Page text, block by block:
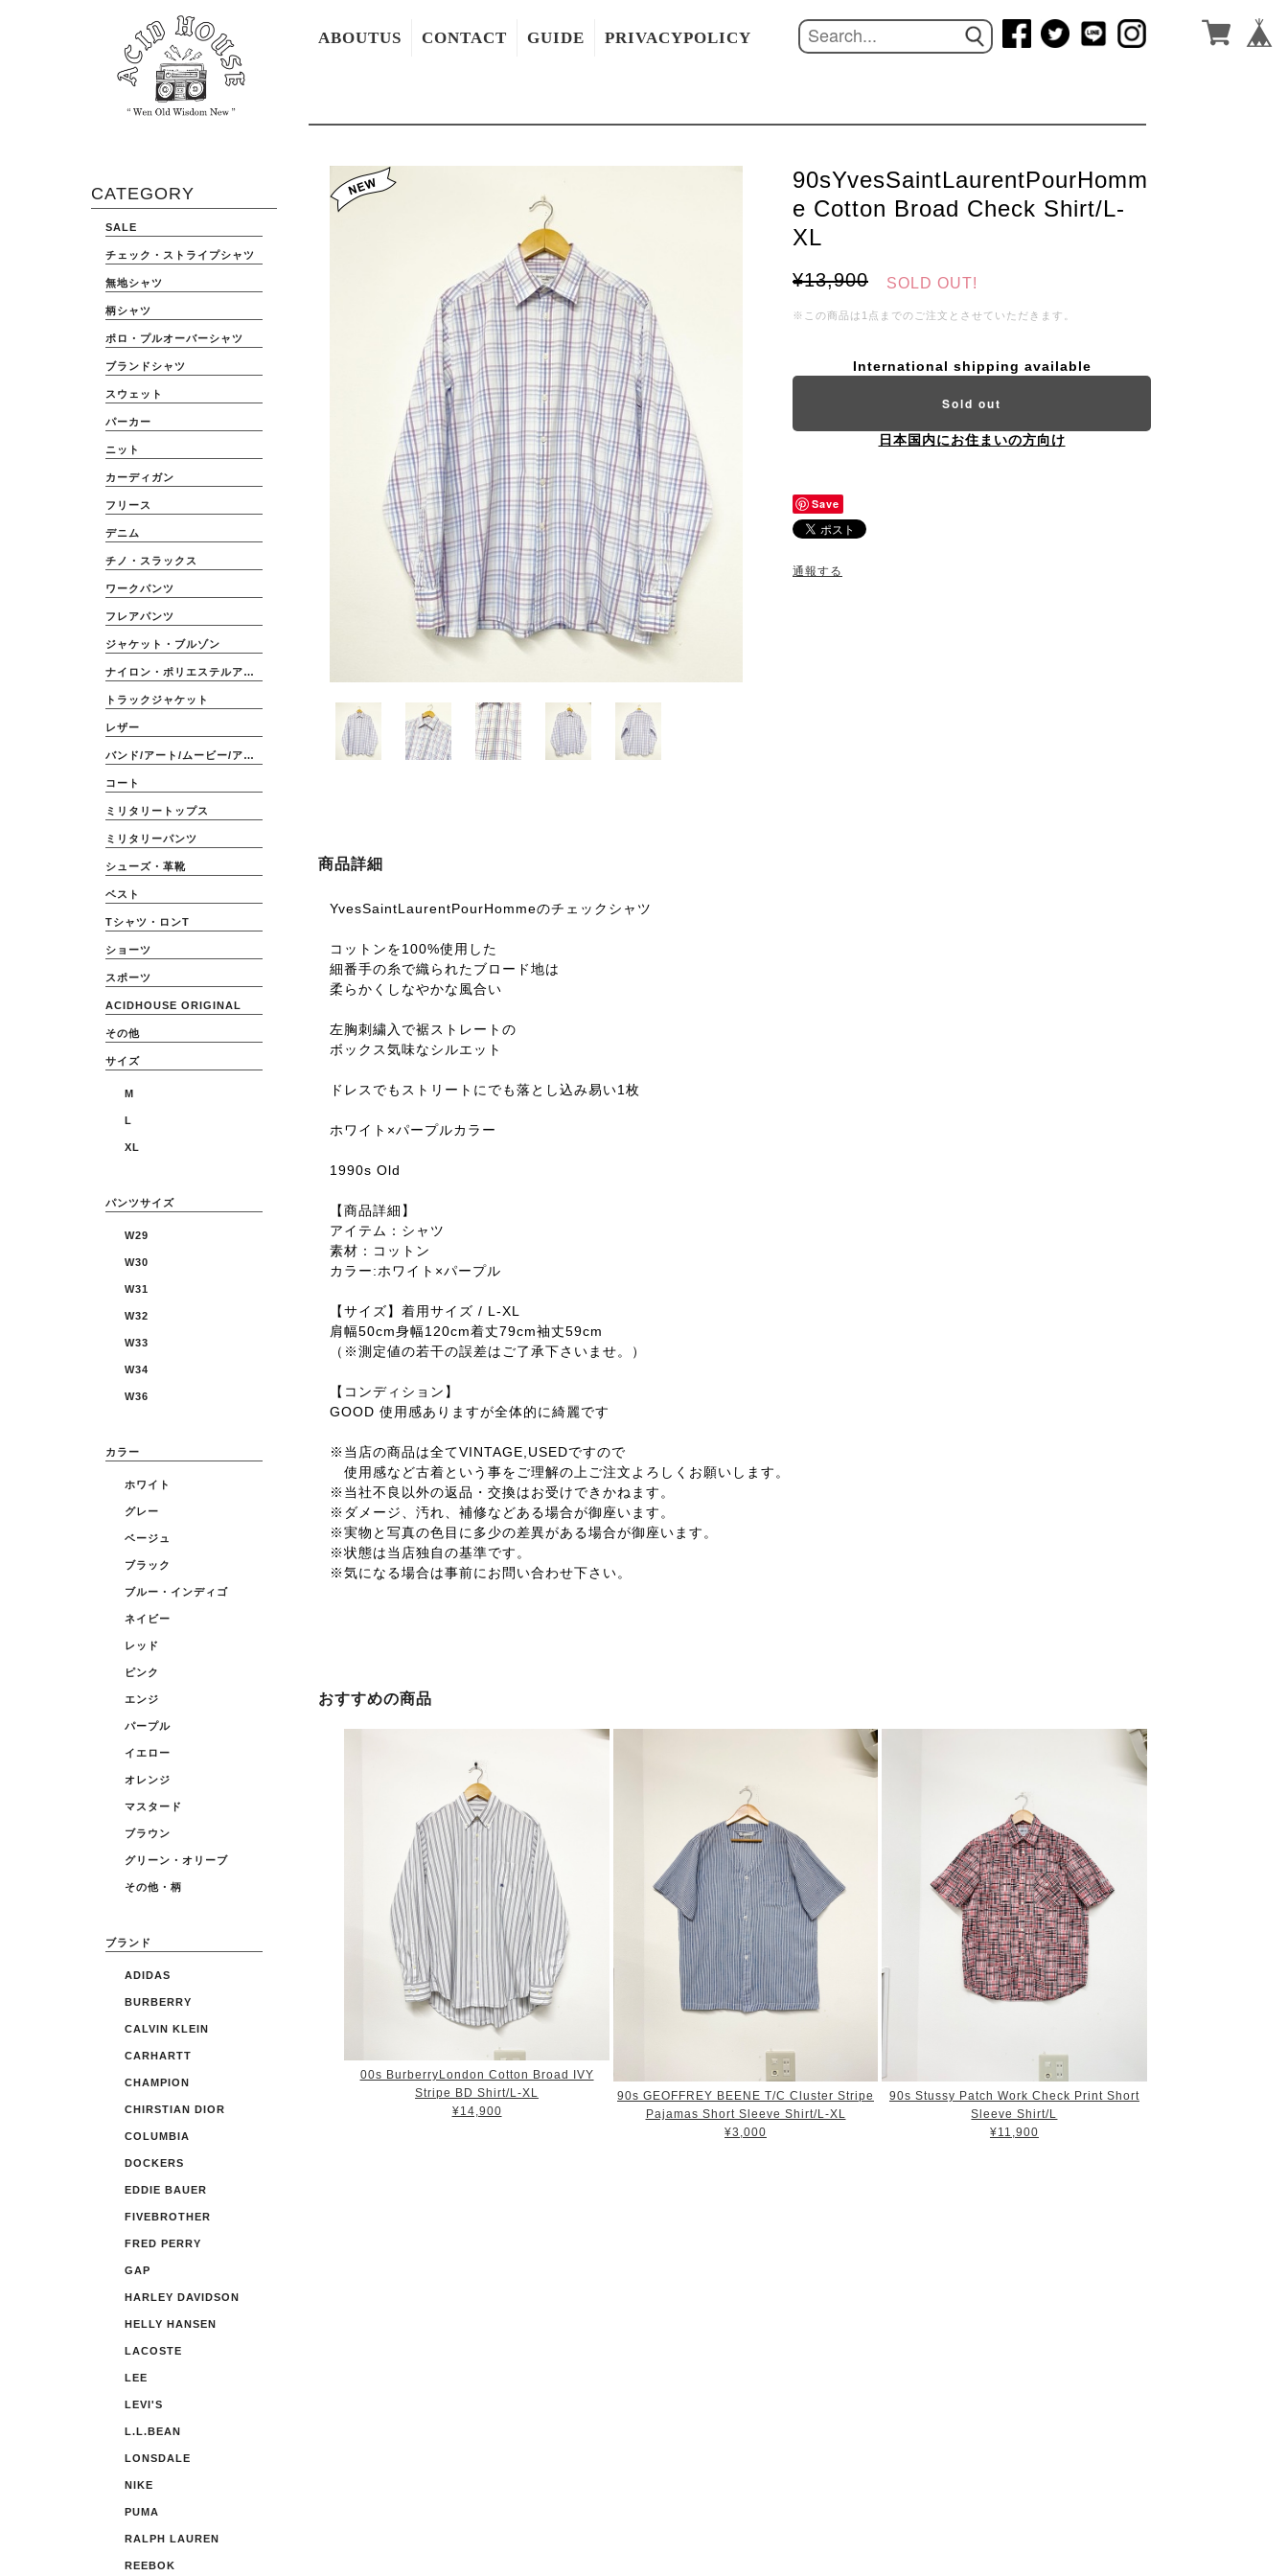
CATEGORY
SALE
チェック・ストライプシャツ
無地シャツ
柄シャツ
ポロ・プルオーバーシャツ
ブランドシャツ
スウェット
パーカー
ニット
カーディガン
フリース
デニム
チノ・スラックス
ワークパンツ
フレアパンツ
ジャケット・ブルゾン
ナイロン・ポリエステルアウター
トラックジャケット
レザー
バンド/アート/ムービー/アニメ
コート
ミリタリートップス
ミリタリーパンツ
シューズ・革靴
ベスト
Tシャツ・ロンT
ショーツ
スポーツ
ACIDHOUSE ORIGINAL
その他
サイズ
M
L
XL
パンツサイズ
W29
W30
W31
W32
W33
W34
W36
カラー
ホワイト
グレー
ベージュ
ブラック
ブルー・インディゴ
ネイビー
レッド
ピンク
エンジ
パープル
イエロー
オレンジ
マスタード
ブラウン
グリーン・オリーブ
その他・柄
ブランド
ADIDAS
BURBERRY
CALVIN KLEIN
CARHARTT
CHAMPION
CHIRSTIAN DIOR
COLUMBIA
DOCKERS
EDDIE BAUER
FIVEBROTHER
FRED PERRY
GAP
HARLEY DAVIDSON
HELLY HANSEN
LACOSTE
LEE
LEVI'S
L.L.BEAN
LONSDALE
NIKE
PUMA
RALPH LAUREN
REEBOK
ABOUTUS CONTACT GUIDE PRIVACYPOLICY
90sYvesSaintLaurentPourHomm
e Cotton Broad Check Shirt/L-
XL
¥13,900 SOLD OUT!
※この商品は1点までのご注文とさせていただきます。
International shipping available
Sold out
日本国内にお住まいの方向け
Save
通報する
商品詳細
YvesSaintLaurentPourHommeのチェックシャツ
コットンを100%使用した
細番手の糸で織られたブロード地は
柔らかくしなやかな風合い
左胸刺繍入で裾ストレートの
ボックス気味なシルエット
ドレスでもストリートにでも落とし込み易い1枚
ホワイト×パープルカラー
1990s Old
【商品詳細】
アイテム：シャツ
素材：コットン
カラー:ホワイト×パープル
【サイズ】着用サイズ / L-XL
肩幅50cm身幅120cm着丈79cm袖丈59cm
（※測定値の若干の誤差はご了承下さいませ。）
【コンディション】
GOOD 使用感ありますが全体的に綺麗です
※当店の商品は全てVINTAGE,USEDですので
使用感など古着という事をご理解の上ご注文よろしくお願いします。
※当社不良以外の返品・交換はお受けできかねます。
※ダメージ、汚れ、補修などある場合が御座います。
※実物と写真の色目に多少の差異がある場合が御座います。
※状態は当店独自の基準です。
※気になる場合は事前にお問い合わせ下さい。
おすすめの商品
00s BurberryLondon Cotton Broad IVY
Stripe BD Shirt/L-XL
¥14,900
90s GEOFFREY BEENE T/C Cluster Stripe
Pajamas Short Sleeve Shirt/L-XL
¥3,000
90s Stussy Patch Work Check Print Short
Sleeve Shirt/L
¥11,900